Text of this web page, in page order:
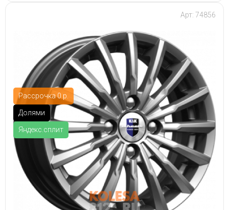
Рассрочка 0 р.
Долями
Яндекс.сплит
Арт: 74856